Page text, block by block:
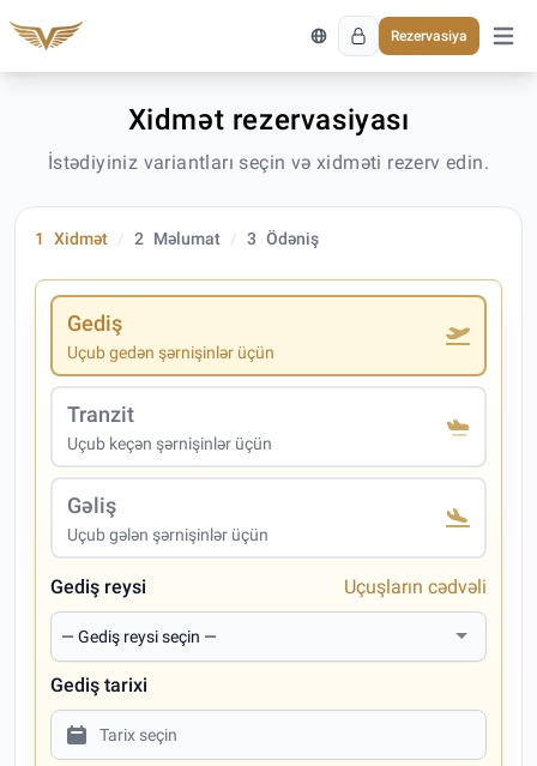
Rezervasiya
Əsas
Xidmət rezervasiyası
İstədiyiniz variantları seçin və xidməti rezerv edin.
1 Xidmət 2 Məlumat 3 Ödəniş
Gediş
Uçub gedən şərnişinlər üçün
Tranzit
Uçub keçən şərnişinlər üçün
Gəliş
Uçub gələn şərnişinlər üçün
Gediş reysi Uçuşların cədvəli
Gediş tarixi